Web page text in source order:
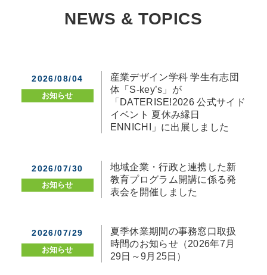
NEWS & TOPICS
2026/08/04
お知らせ
産業デザイン学科 学生有志団
体「S-key’s」が
「DATERISE!2026 公式サイド
イベント 夏休み縁日
ENNICHI」に出展しました
2026/07/30
お知らせ
地域企業・行政と連携した新
教育プログラム開講に係る発
表会を開催しました
2026/07/29
お知らせ
夏季休業期間の事務窓口取扱
時間のお知らせ（2026年7月
29日～9月25日）